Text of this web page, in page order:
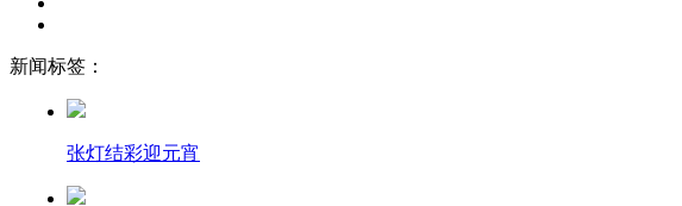
新闻标签：